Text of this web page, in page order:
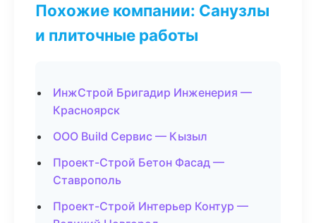
Похожие компании: Санузлы
и плиточные работы
ИнжСтрой Бригадир Инженерия —
Красноярск
ООО Build Сервис — Кызыл
Проект-Строй Бетон Фасад —
Ставрополь
Проект-Строй Интерьер Контур —